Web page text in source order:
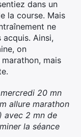
dans un
la course. Mais
ne
Ainsi,
on
mais
20 mn
allure marathon
avec 2 mn de
la séance